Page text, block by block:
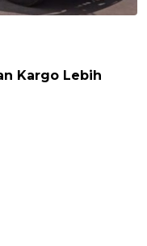
Kargo Lebih